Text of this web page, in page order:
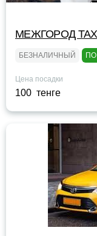
МЕЖГОРОД TAXI
БЕЗНАЛИЧНЫЙ
Цена посадки
100 тенге